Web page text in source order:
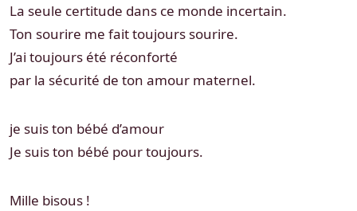
La seule certitude dans ce monde incertain.
Ton sourire me fait toujours sourire.
J’ai toujours été réconforté
par la sécurité de ton amour maternel.
je suis ton bébé d’amour
Je suis ton bébé pour toujours.
Mille bisous !